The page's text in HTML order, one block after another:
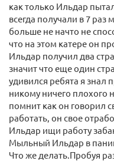
как только Ильдар
всегда получали в 7
больше не начто не
что на этом катере он
Ильдар получил два
значит что еще один
удивился ребята я знал
никому ничего плохого
помнит как он говорил
работать, он свое
Ильдар ищи работу
Мыльный Ильдар в
Что же делать.Пробуя